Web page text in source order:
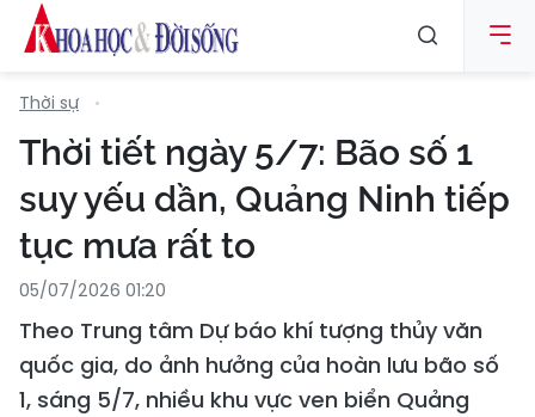
Thời sự
Thời tiết ngày 5/7: Bão số 1
suy yếu dần, Quảng Ninh tiếp
tục mưa rất to
05/07/2026 01:20
Theo Trung tâm Dự báo khí tượng thủy văn
quốc gia, do ảnh hưởng của hoàn lưu bão số
1, sáng 5/7, nhiều khu vực ven biển Quảng